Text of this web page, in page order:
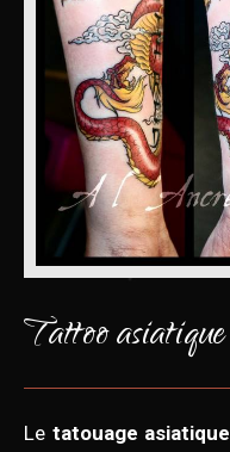
Tattoo asiatique
Le tatouage asiatique